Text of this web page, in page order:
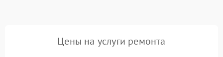
Цены на услуги ремонта